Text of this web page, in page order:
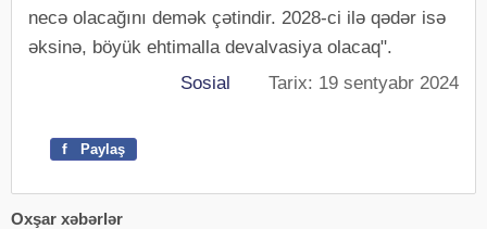
necə olacağını demək çətindir. 2028-ci ilə qədər isə
əksinə, böyük ehtimalla devalvasiya olacaq".
Sosial Tarix: 19 sentyabr 2024
f Paylaş
Oxşar xəbərlər